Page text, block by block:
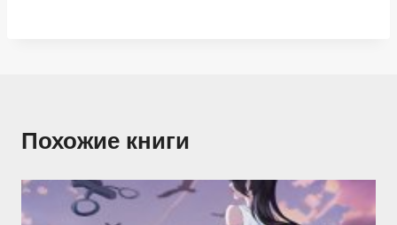
Похожие книги